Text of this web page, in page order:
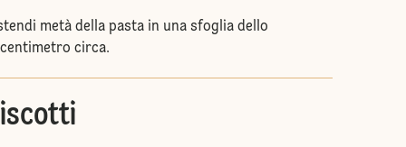
metà della pasta in una sfoglia dello
circa.